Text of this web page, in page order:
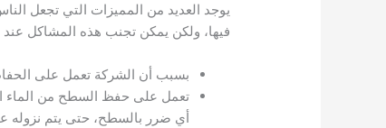
يوجد العديد من المميزات التي تجعل
فيها، ولكن يمكن تجنب هذه المشاكل عند
بسبب أن الشركة تعمل على
تعمل على حفظ السطح من الماء
أي ضرر بالسطح، حتى يتم نزوله